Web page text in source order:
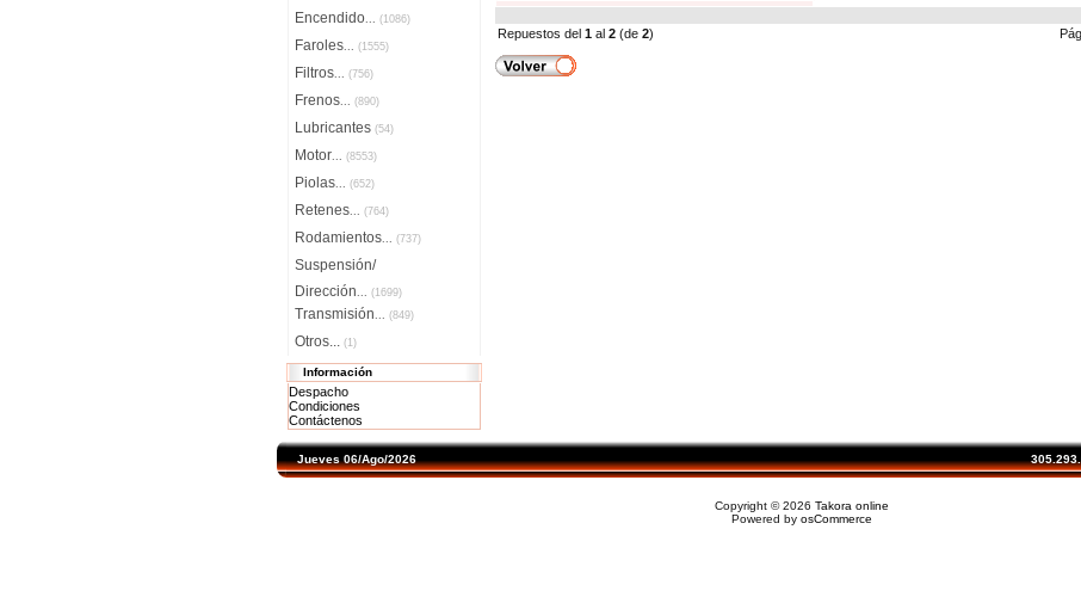
Encendido... (1086)
Faroles... (1555)
Filtros... (756)
Frenos... (890)
Lubricantes (54)
Motor... (8553)
Piolas... (652)
Retenes... (764)
Rodamientos... (737)
Suspensión/
Dirección... (1699)
Transmisión... (849)
Otros... (1)
Información
Despacho
Condiciones
Contáctenos
Repuestos del 1 al 2 (de 2)
Jueves 06/Ago/2026
Copyright © 2026 Takora online
Powered by osCommerce